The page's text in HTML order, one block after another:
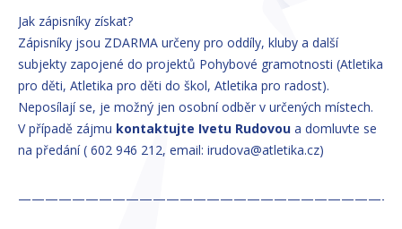
Jak zápisníky získat?
Zápisníky jsou ZDARMA určeny pro oddíly, kluby a další
subjekty zapojené do projektů Pohybové gramotnosti (Atletika
pro děti, Atletika pro děti do škol, Atletika pro radost).
Neposílají se, je možný jen osobní odběr v určených místech.
V případě zájmu kontaktujte Ivetu Rudovou a domluvte se
na předání ( 602 946 212, email: irudova@atletika.cz)
————————————————————————————